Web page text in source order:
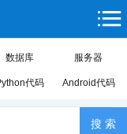
数据库 服务器
代码 Android代码